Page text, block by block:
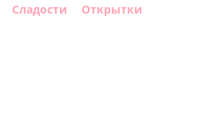
Сладости
Открытки